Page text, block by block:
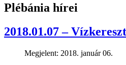
Plébánia hírei
2018.01.07 –
Megjelent: 2018. január 06.